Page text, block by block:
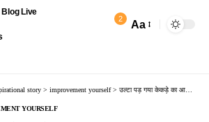
Blog Live
2 Aa
story > improvement yourself> उल्टा पड़ गया केकड़े का आइडिया
YOURSELF